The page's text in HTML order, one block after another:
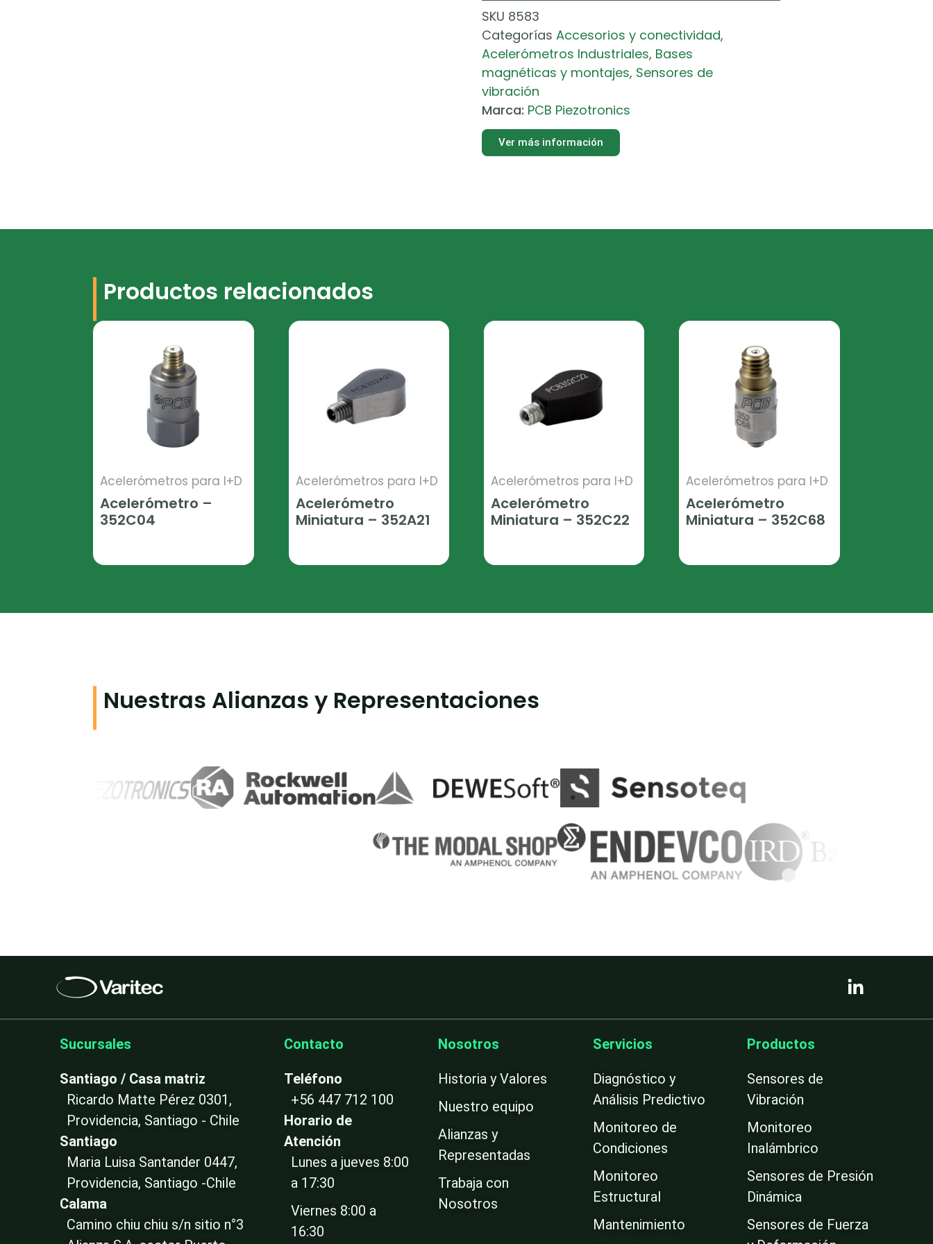
SKU 8583
Categorías Accesorios y conectividad,
Acelerómetros Industriales, Bases
magnéticas y montajes, Sensores de
vibración
Marca: PCB Piezotronics
Ver más información
Productos relacionados
Acelerómetros para I+D
Acelerómetro –
352C04
Acelerómetros para I+D
Acelerómetro
Miniatura – 352A21
Acelerómetros para I+D
Acelerómetro
Miniatura – 352C22
Acelerómetros para I+D
Acelerómetro
Miniatura – 352C68
Nuestras Alianzas y Representaciones
i
k
Sucursales
Santiago / Casa matriz
Ricardo Matte Pérez 0301,
Providencia, Santiago - Chile
Santiago
Maria Luisa Santander 0447,
Providencia, Santiago -Chile
Calama
Camino chiu chiu s/n sitio n°3
Contacto
Teléfono
+56 447 712 100
Horario de
Atención
Lunes a jueves 8:00
a 17:30
Viernes 8:00 a
16:30
Nosotros
Historia y Valores
Nuestro equipo
Alianzas y
Representadas
Trabaja con
Nosotros
Servicios
Diagnóstico y
Análisis Predictivo
Monitoreo de
Condiciones
Monitoreo
Estructural
Mantenimiento
Productos
Sensores de
Vibración
Monitoreo
Inalámbrico
Sensores de Presión
Dinámica
Sensores de Fuerza